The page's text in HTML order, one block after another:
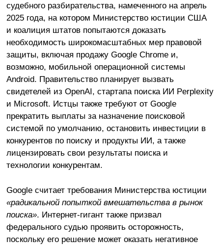
судебного разбирательства, намеченного на апрель
2025 года, на котором Министерство юстиции США
и коалиция штатов попытаются доказать
необходимость широкомасштабных мер правовой
защиты, включая продажу Google Chrome и,
возможно, мобильной операционной системы
Android. Правительство планирует вызвать
свидетелей из OpenAI, стартапа поиска ИИ Perplexity
и Microsoft. Истцы также требуют от Google
прекратить выплаты за назначение поисковой
системой по умолчанию, остановить инвестиции в
конкурентов по поиску и продукты ИИ, а также
лицензировать свои результаты поиска и
технологии конкурентам.
Google считает требования Министерства юстиции
«радикальной попыткой вмешательства в рынок
поиска». Интернет-гигант также призвал
федерального судью проявить осторожность,
поскольку его решение может оказать негативное